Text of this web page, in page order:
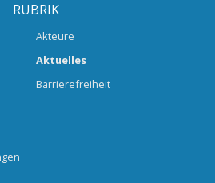
RUBRIK
Akteure
Aktuelles
Barrierefreiheit